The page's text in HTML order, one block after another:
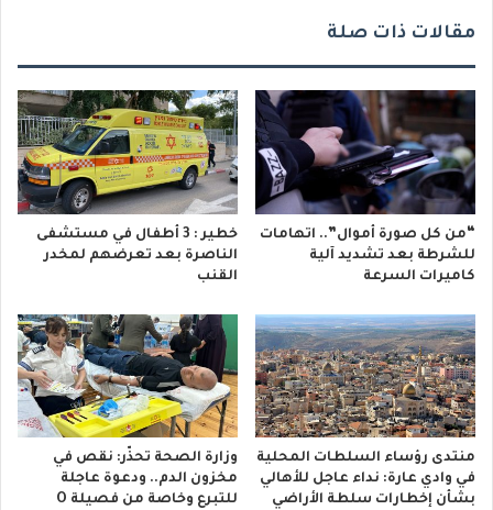
مقالات ذات صلة
“من كل صورة أموال”.. اتهامات
للشرطة بعد تشديد آلية
كاميرات السرعة
خطير : 3 أطفال في مستشفى
الناصرة بعد تعرضهم لمخدر
القنب
منتدى رؤساء السلطات المحلية
في وادي عارة: نداء عاجل للأهالي
بشأن إخطارات سلطة الأراضي
وزارة الصحة تحذّر: نقص في
مخزون الدم.. ودعوة عاجلة
للتبرع وخاصة من فصيلة O